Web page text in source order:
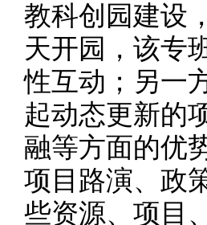
教科创园建设
天开园，该专
性互动；另一
起动态更新的
融等方面的优
项目路演、政
些资源、项目